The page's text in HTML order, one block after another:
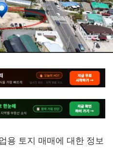
용 토지 매매에 대한 정보